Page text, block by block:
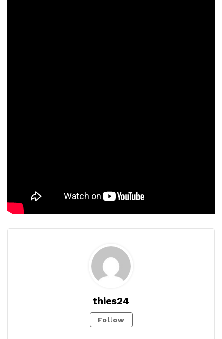
thies24
Follow